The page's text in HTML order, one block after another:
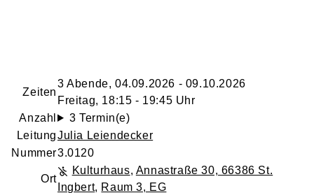
Zeiten
3 Abende, 04.09.2026 - 09.10.2026
Freitag, 18:15 - 19:45 Uhr
Anzahl
3 Termin(e)
LeitungJulia Leiendecker
Nummer3.0120
Ort
Kulturhaus, Annastraße 30, 66386 St.
Ingbert, Raum 3, EG